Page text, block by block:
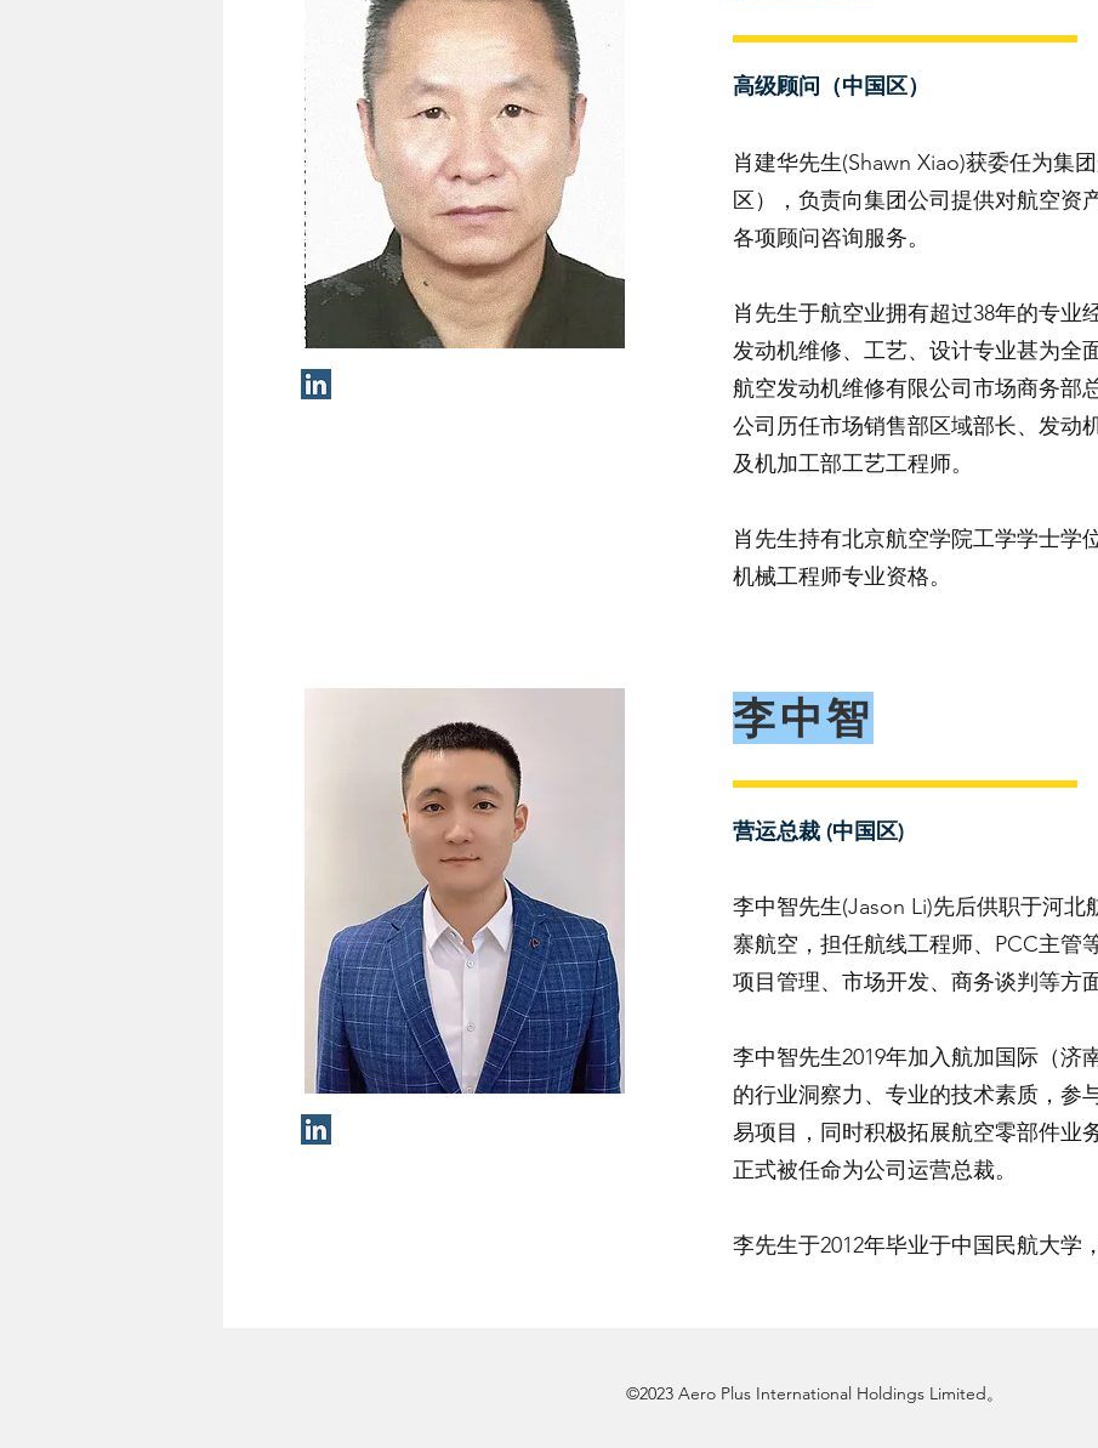
高级顾问（中国区）
肖建华先生(Shawn Xiao)获委任为集
区），负责向集团公司提供对航空资
各项顾问咨询服务。
肖先生于航空业拥有超过38年的专业
发动机维修、工艺、设计专业甚为全
航空发动机维修有限公司市场商务部
公司历任市场销售部区域部长、发动
及机加工部工艺工程师。
肖先生持有北京航空学院工学学士学
机械工程师专业资格。
李中智
营运总裁 (中国区)
李中智先生(Jason Li)先后供职于河
寨航空，担任航线工程师、PCC主管
项目管理、市场开发、商务谈判等方
李中智先生2019年加入航加国际（济
的行业洞察力、专业的技术素质，参
易项目，同时积极拓展航空零部件业
正式被任命为公司运营总裁。
李先生于2012年毕业于中国民航大学
©2023 Aero Plus International Holdings Limited。